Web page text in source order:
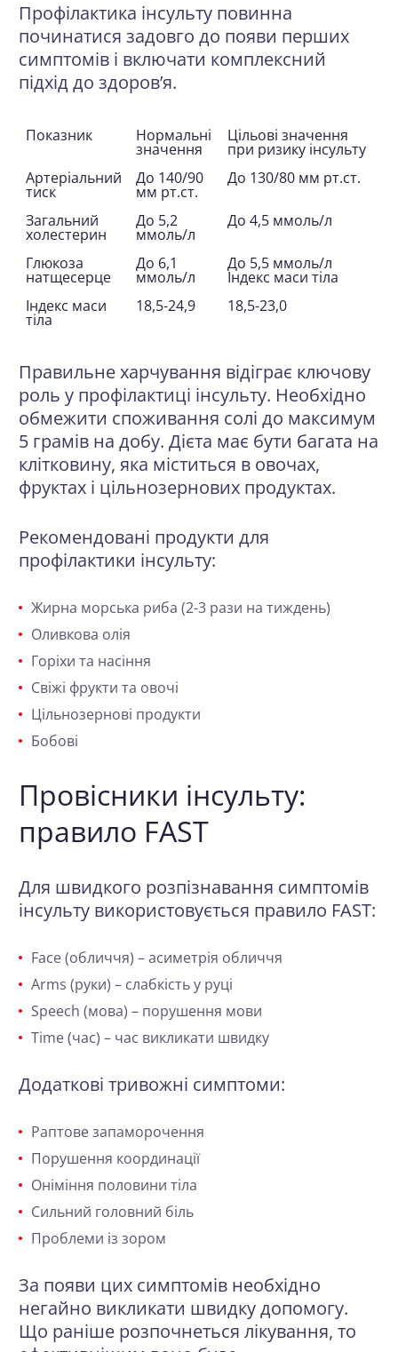
Профілактика інсульту повинна
починатися задовго до появи перших
симптомів і включати комплексний
підхід до здоров’я.
Показник Нормальні
значення
Цільові значення
при ризику інсульту
Артеріальний
тиск
До 140/90
мм рт.ст.
До 130/80 мм рт.ст.
Загальний
холестерин
До 5,2
ммоль/л
До 4,5 ммоль/л
Глюкоза
натщесерце
До 6,1
ммоль/л
До 5,5 ммоль/л
Індекс маси тіла
Індекс маси
тіла
18,5-24,9 18,5-23,0
Правильне харчування відіграє ключову
роль у профілактиці інсульту. Необхідно
обмежити споживання солі до максимум
5 грамів на добу. Дієта має бути багата на
клітковину, яка міститься в овочах,
фруктах і цільнозернових продуктах.
Рекомендовані продукти для
профілактики інсульту:
Жирна морська риба (2-3 рази на тиждень)
Оливкова олія
Горіхи та насіння
Свіжі фрукти та овочі
Цільнозернові продукти
Бобові
Провісники інсульту:
правило FAST
Для швидкого розпізнавання симптомів
інсульту використовується правило FAST:
Face (обличчя) – асиметрія обличчя
Arms (руки) – слабкість у руці
Speech (мова) – порушення мови
Time (час) – час викликати швидку
Додаткові тривожні симптоми:
Раптове запаморочення
Порушення координації
Оніміння половини тіла
Сильний головний біль
Проблеми із зором
За появи цих симптомів необхідно
негайно викликати швидку допомогу.
Що раніше розпочнеться лікування, то